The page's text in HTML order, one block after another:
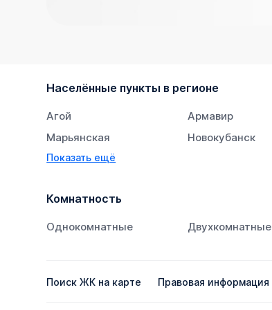
Населённые пункты в регионе
Агой Армавир
Марьянская
Новокубанск
Супсех
Показать ещё
Комнатность
Однокомнатные Двухкомнатные
Поиск ЖК на карте Правовая информация